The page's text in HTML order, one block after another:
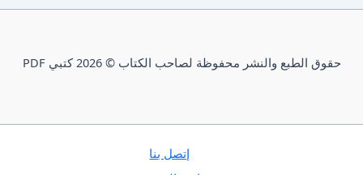
حقوق الطبع والنشر محفوظة لصاحب الكتاب © 2026 كتبي PDF
إتصل بنا